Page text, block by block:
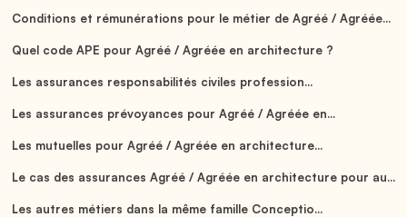
Conditions et rémunérations pour le métier de Agréé / Agréée...
Quel code APE pour Agréé / Agréée en architecture ?
Les assurances responsabilités civiles profession...
Les assurances prévoyances pour Agréé / Agréée en...
Les mutuelles pour Agréé / Agréée en architecture...
Le cas des assurances Agréé / Agréée en architecture pour au...
Les autres métiers dans la même famille Conceptio...